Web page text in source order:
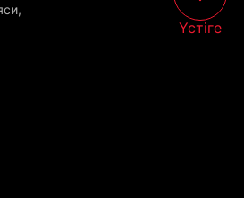
Үстіге